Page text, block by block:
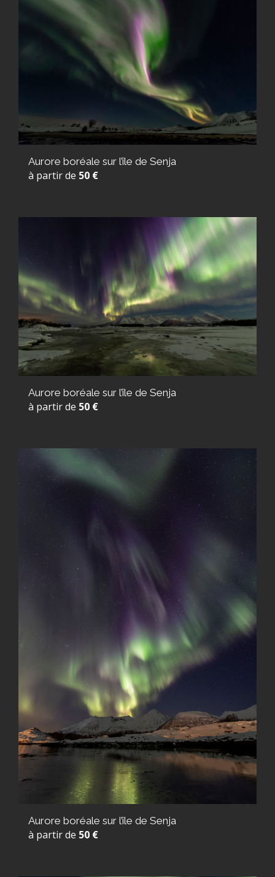
Aurore boréale sur l’île de Senja
à partir de 50 €
Aurore boréale sur l’île de Senja
à partir de 50 €
Aurore boréale sur l’île de Senja
à partir de 50 €